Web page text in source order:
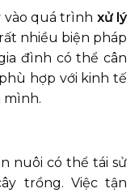
vào quá trình xử lý
nhiều biện pháp
đình có thể cân
hợp với kinh tế
mình.
nuôi có thể tái sử
trồng. Việc tận